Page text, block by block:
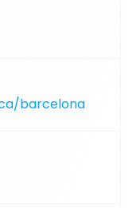
barcelona